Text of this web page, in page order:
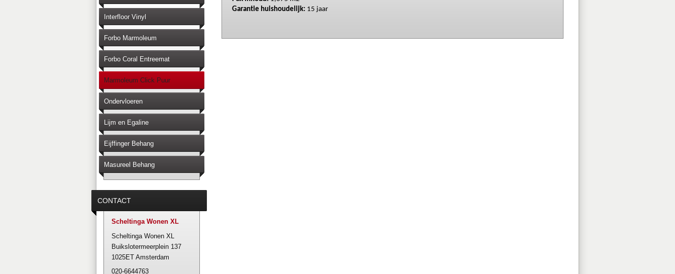
Garantie huishoudelijk: 15 jaar
Interfloor Vinyl
Forbo Marmoleum
Forbo Coral Entreemat
Marmoleum Click Puur
Ondervloeren
Lijm en Egaline
Eijffinger Behang
Masureel Behang
CONTACT
Scheltinga Wonen XL
Scheltinga Wonen XL
Buikslotermeerplein 137
1025ET Amsterdam
020-6644763